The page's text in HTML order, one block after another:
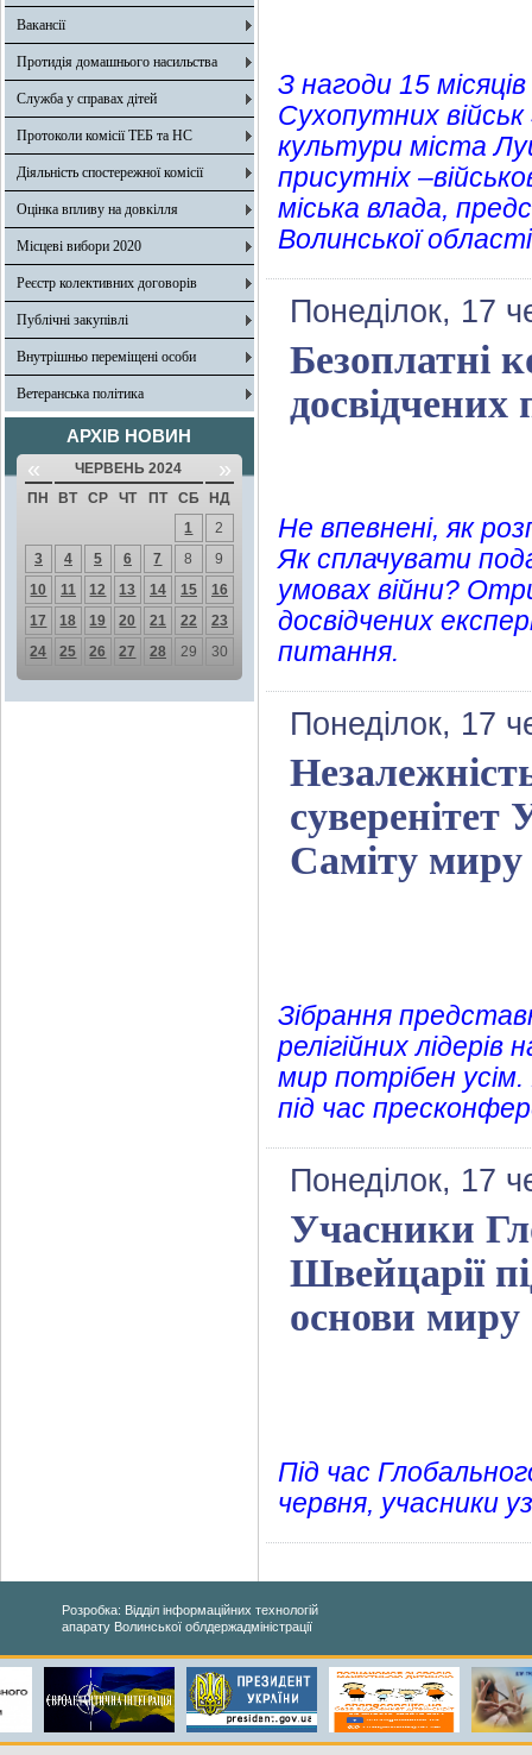
Вакансії
Протидія домашнього насильства
Служба у справах дітей
Протоколи комісії ТЕБ та НС
Діяльність спостережної комісії
Оцінка впливу на довкілля
Місцеві вибори 2020
Реєстр колективних договорів
Публічні закупівлі
Внутрішньо переміщені особи
Ветеранська політика
АРХІВ НОВИН
« ЧЕРВЕНЬ 2024 »
ПН ВТ СР ЧТ ПТ СБ
НД
1
2
3
4 5 6 7 8
9
10
11 12 13 14 15
16
17
18 19 20 21 22
23
24
25 26 27 28 29 30
З нагоди 15
Сухопутних
культури міста
присутніх
міська влада,
Волинської
Понеділок, 17
Безоплатні
досвідчених
Не впевнені, як
Як сплачувати
умовах війни?
досвідчених
питання.
Понеділок, 17
суверенітет
Саміту
Зібрання
релігійних
мир потрібен
під час
Понеділок, 17
Учасники
Швейцарії
основи миру
Під час
червня, учасники
Розробка: Відділ інформаційних технологій
апарату Волинської облдержадміністрації